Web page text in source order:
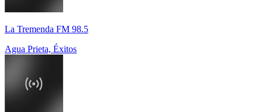
La Tremenda FM 98.5
Agua Prieta, Éxitos